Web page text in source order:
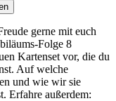
gerne mit euch
Folge 8
Kartenset vor, die du
Auf welche
und wie wir sie
Erfahre außerdem: